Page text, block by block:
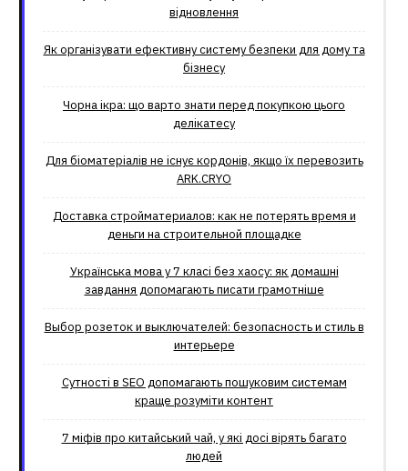
відновлення
Як організувати ефективну систему безпеки для дому та
бізнесу
Чорна ікра: що варто знати перед покупкою цього
делікатесу
Для біоматеріалів не існує кордонів, якщо їх перевозить
ARK.CRYO
Доставка стройматериалов: как не потерять время и
деньги на строительной площадке
Українська мова у 7 класі без хаосу: як домашні
завдання допомагають писати грамотніше
Выбор розеток и выключателей: безопасность и стиль в
интерьере
Сутності в SEO допомагають пошуковим системам
краще розуміти контент
7 міфів про китайський чай, у які досі вірять багато
людей